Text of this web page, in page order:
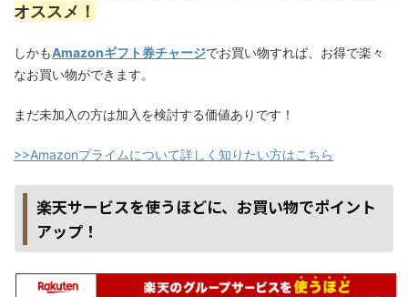
オススメ！
しかもAmazonギフト券チャージでお買い物すれば、お得で楽々
なお買い物ができます。
まだ未加入の方は加入を検討する価値ありです！
>>Amazonプライムについて詳しく知りたい方はこちら
楽天サービスを使うほどに、お買い物でポイント
アップ！